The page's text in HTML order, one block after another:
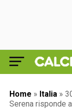
Home » Italia »
Serena risponde